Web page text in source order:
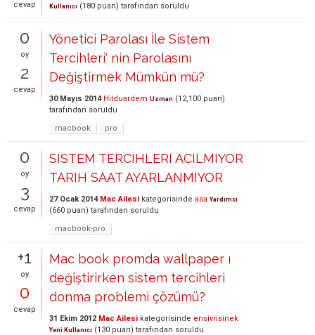
cevap
Kullanıcı (180 puan) tarafından soruldu
0
oy
2
cevap
Yönetici Parolası İle Sistem
Tercihleri' nin Parolasını
Değiştirmek Mümkün mü?
30 Mayıs 2014 Hilduardem Uzman (12,100 puan)
tarafından soruldu
macbook
pro
0
oy
3
cevap
SISTEM TERCIHLERI ACILMIYOR
TARIH SAAT AYARLANMIYOR
27 Ocak 2014 Mac Ailesi kategorisinde asa Yardımcı
(660 puan) tarafından soruldu
macbook-pro
+1
oy
0
cevap
Mac book promda wallpaper ı
değiştirirken sistem tercihleri
donma problemi çözümü?
31 Ekim 2012 Mac Ailesi kategorisinde ensivrisinek
Yeni Kullanıcı (130 puan) tarafından soruldu